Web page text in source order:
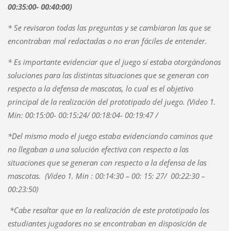
00:35:00- 00:40:00)
* Se revisaron todas las preguntas y se cambiaron las que se
encontraban mal redactadas o no eran fáciles de entender.
* Es importante evidenciar que el juego sí estaba otorgándonos
soluciones para las distintas situaciones que se generan con
respecto a la defensa de mascotas, lo cual es el objetivo
principal de la realización del prototipado del juego. (Video 1.
Min: 00:15:00- 00:15:24/ 00:18:04- 00:19:47 /
*Del mismo modo el juego estaba evidenciando caminos que
no llegaban a una solución efectiva con respecto a las
situaciones que se generan con respecto a la defensa de las
mascotas. (Video 1. Min : 00:14:30 – 00: 15: 27/ 00:22:30 –
00:23:50)
*Cabe resaltar que en la realización de este prototipado los
estudiantes jugadores no se encontraban en disposición de